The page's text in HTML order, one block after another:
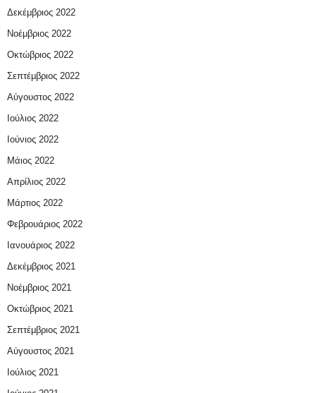
Δεκέμβριος 2022
Νοέμβριος 2022
Οκτώβριος 2022
Σεπτέμβριος 2022
Αύγουστος 2022
Ιούλιος 2022
Ιούνιος 2022
Μάιος 2022
Απρίλιος 2022
Μάρτιος 2022
Φεβρουάριος 2022
Ιανουάριος 2022
Δεκέμβριος 2021
Νοέμβριος 2021
Οκτώβριος 2021
Σεπτέμβριος 2021
Αύγουστος 2021
Ιούλιος 2021